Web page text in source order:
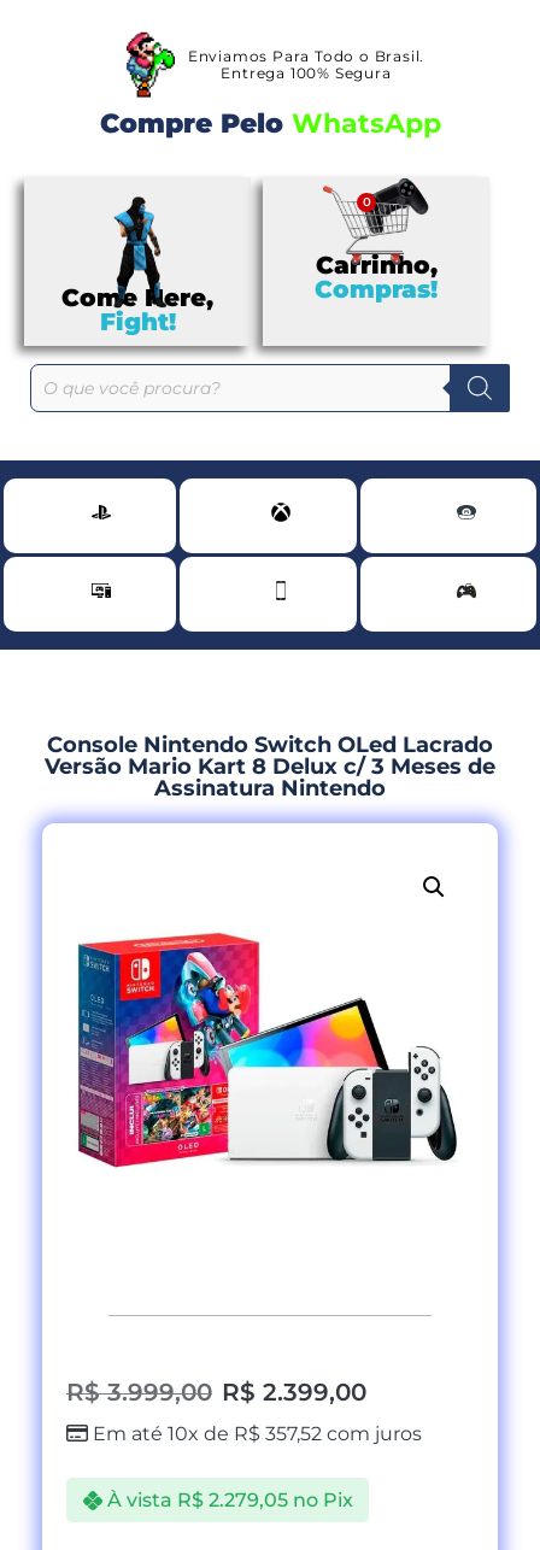
Enviamos Para Todo o Brasil.
Entrega 100% Segura
Compre Pelo WhatsApp
Come Here,
Fight!
Carrinho,
Compras!
Console Nintendo Switch OLed Lacrado
Versão Mario Kart 8 Delux c/ 3 Meses de
Assinatura Nintendo
R$3.999,00 R$ 2.399,00
Em até 10x de R$ 357,52 com juros
À vista R$2.279,05 no Pix